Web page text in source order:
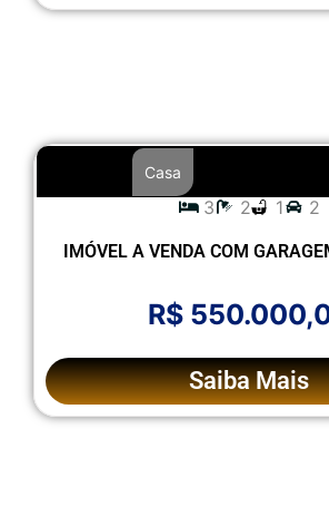
Casa
3 2 1 2
IMÓVEL A VENDA COM
R$
Saiba Mais